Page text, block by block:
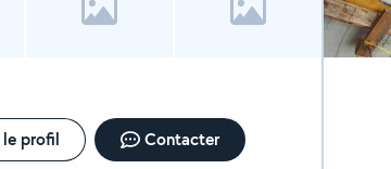
le profil Contacter